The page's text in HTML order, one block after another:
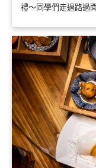
禮～同學們走過路過